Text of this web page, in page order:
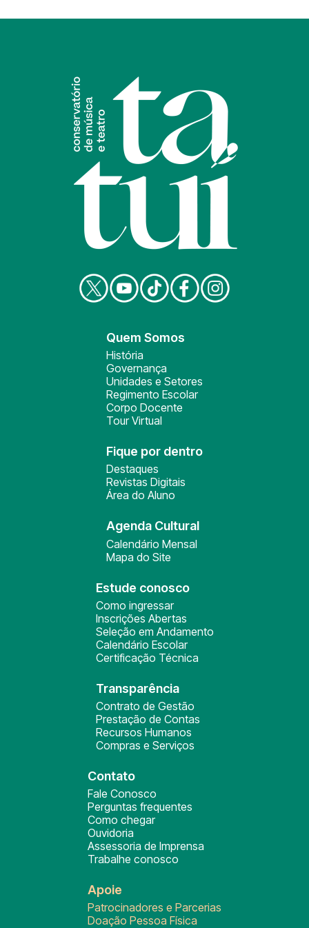
Quem Somos
História
Governança
Unidades e Setores
Regimento Escolar
Corpo Docente
Tour Virtual
Fique por dentro
Destaques
Revistas Digitais
Área do Aluno
Agenda Cultural
Calendário Mensal
Mapa do Site
Estude conosco
Como ingressar
Inscrições Abertas
Seleção em Andamento
Calendário Escolar
Certificação Técnica
Transparência
Contrato de Gestão
Prestação de Contas
Recursos Humanos
Compras e Serviços
Contato
Fale Conosco
Perguntas frequentes
Como chegar
Ouvidoria
Assessoria de Imprensa
Trabalhe conosco
Apoie
Patrocinadores e Parcerias
Doação Pessoa Física